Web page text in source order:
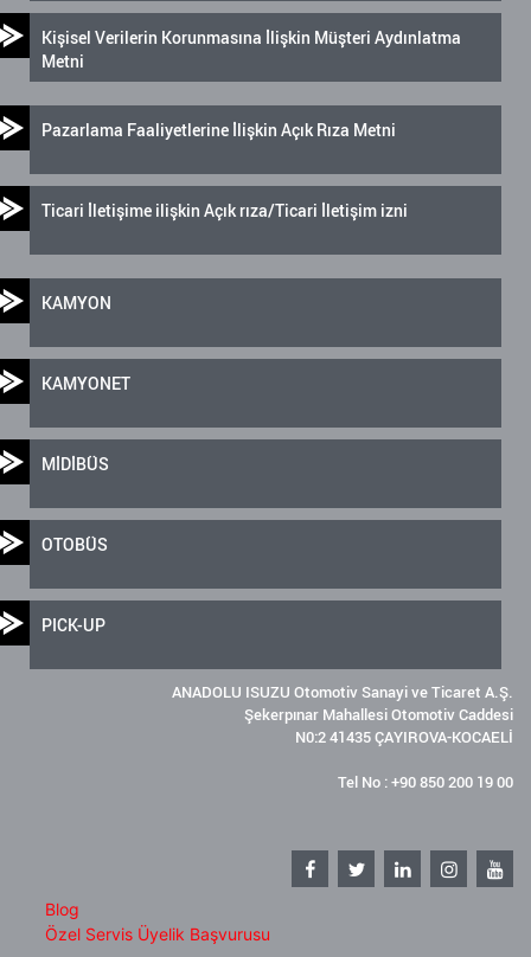
Kişisel Verilerin Korunmasına İlişkin Müşteri Aydınlatma
Metni
Pazarlama Faaliyetlerine İlişkin Açık Rıza Metni
Ticari İletişime ilişkin Açık rıza/Ticari İletişim izni
KAMYON
KAMYONET
MİDİBÜS
OTOBÜS
PICK-UP
ANADOLU ISUZU Otomotiv Sanayi ve Ticaret A.Ş.
Şekerpınar Mahallesi Otomotiv Caddesi
N0:2 41435 ÇAYIROVA-KOCAELİ
Tel No : +90 850 200 19 00
Blog
Özel Servis Üyelik Başvurusu